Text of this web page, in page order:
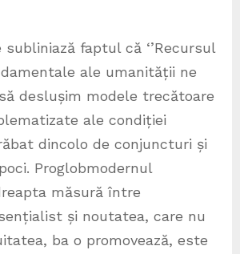
subliniază faptul că ‘’Recursul
ale umanității ne
deslușim modele trecătoare
ale condiției
dincolo de conjuncturi și
Proglobmodernul
măsură între
și noutatea, care nu
ba o promovează, este